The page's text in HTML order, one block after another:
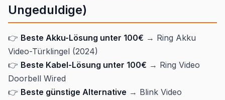
Ungeduldige)
👉 Beste Akku-Lösung unter 100€ → Ring Akku
Video-Türklingel (2024)
👉 Beste Kabel-Lösung unter 100€ → Ring Video
Doorbell Wired
👉 Beste günstige Alternative → Blink Video